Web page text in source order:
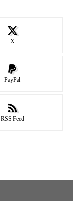
X
PayPal
RSS Feed